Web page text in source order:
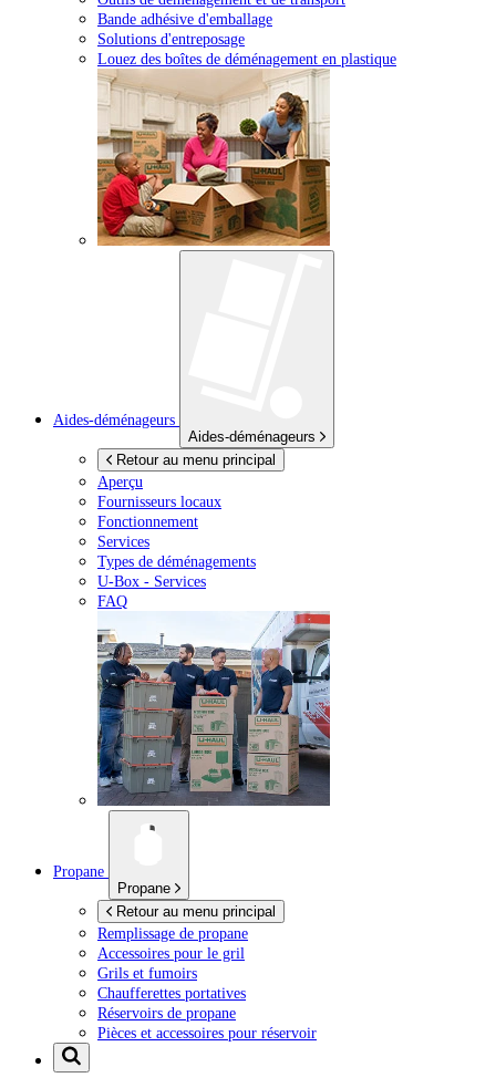
Bande adhésive d'emballage
Solutions d'entreposage
Louez des boîtes de déménagement en plastique
Aides-déménageurs
Aides-déménageurs
Retour au menu principal
Aperçu
Fournisseurs locaux
Fonctionnement
Services
Types de déménagements
U-Box - Services
FAQ
Propane
Propane
Retour au menu principal
Remplissage de propane
Accessoires pour le gril
Grils et fumoirs
Chaufferettes portatives
Réservoirs de propane
Pièces et accessoires pour réservoir